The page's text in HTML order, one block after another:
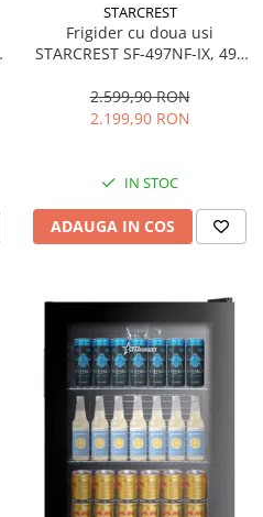
STARCREST
Frigider cu doua usi
STARCREST SF-497NF-IX, 497
Inverter, Clasa E, Display,
Functie super racire, Blocare
2.599,90 RON
2.199,90 RON
IN STOC
ADAUGA IN COS